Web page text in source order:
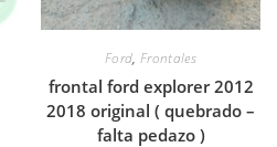
Ford, Frontales
frontal ford explorer 2012
2018 original ( quebrado –
falta pedazo )